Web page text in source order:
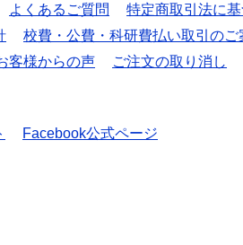
よくあるご質問
特定商取引法に
校費・公費・科研費払い取引のご
客様からの声 ご注文の取り消し
Facebook公式ページ